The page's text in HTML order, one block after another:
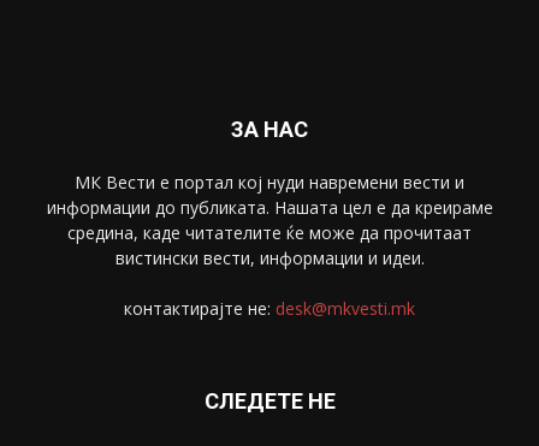
ЗА НАС
МК Вести е портал коj нуди навремени вести и
информации до публиката. Нашата цел е да креираме
средина, каде читателите ќе може да прочитаат
вистински вести, информации и идеи.
контактирајте не: desk@mkvesti.mk
СЛЕДЕТЕ НЕ